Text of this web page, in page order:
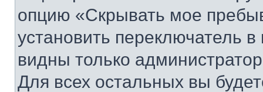
опцию «Скрывать мое
установить переключатель
видны только
Для всех остальных вы